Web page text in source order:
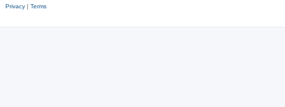
Privacy| Terms